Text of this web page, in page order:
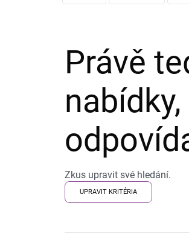
Právě
Zkus upravit své hledání.
UPRAVIT KRITÉRIA